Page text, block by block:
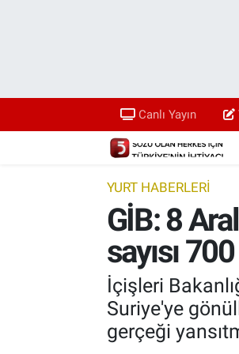
Canlı Yayın
YURT HABERLERİ
GİB: 8
sayısı
İçişleri
Suriye'ye
gerçeği
Yayın Akışı
TV 5 Ekranı ve Arşiv